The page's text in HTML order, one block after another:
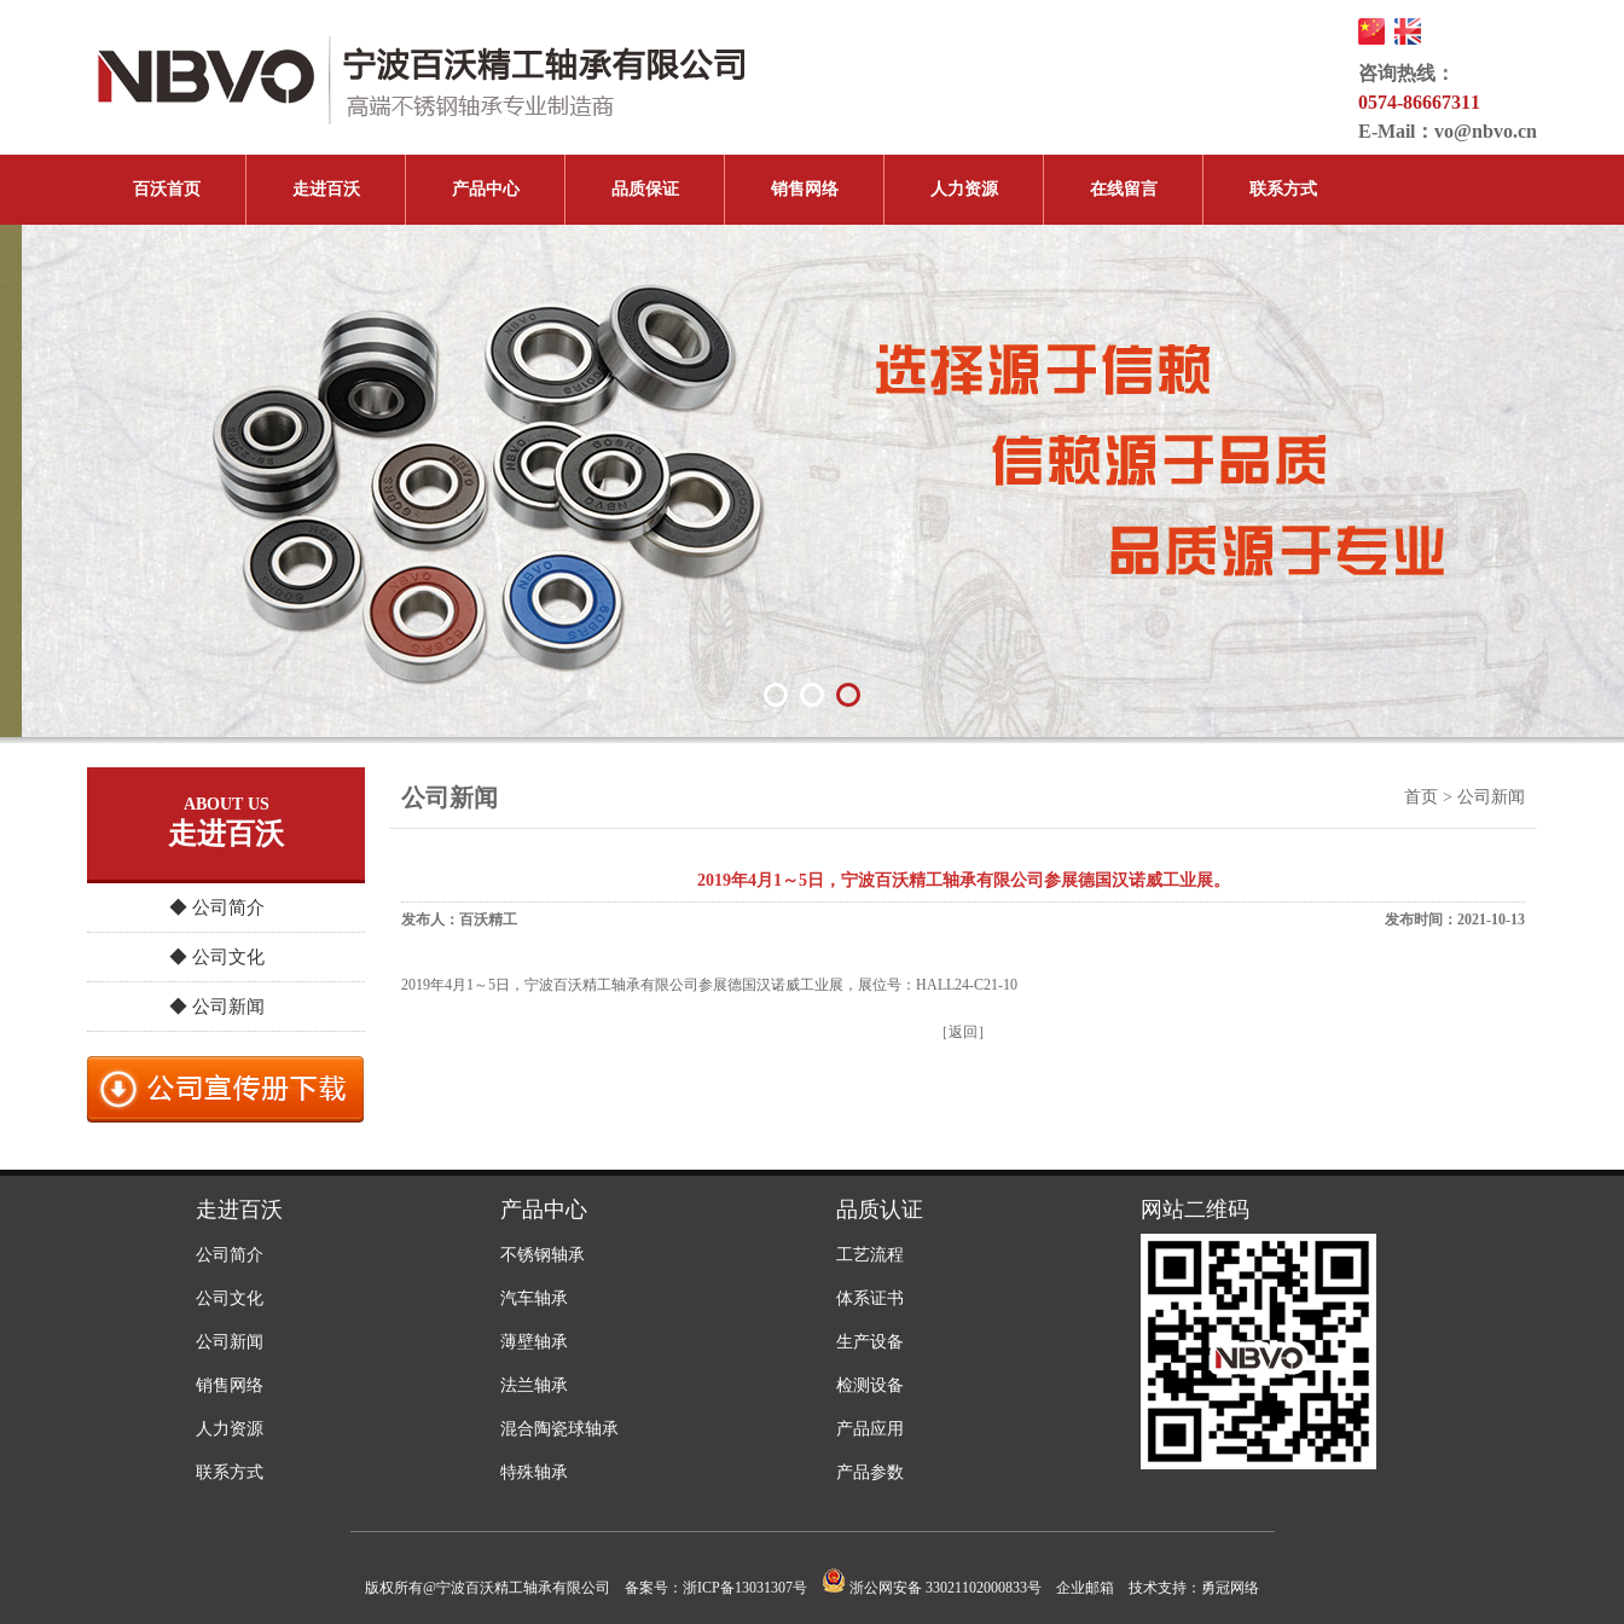
咨询热线：
0574-86667311
E-Mail： vo@nbvo.cn
百沃首页 走进百沃 产品中心 品质保证 销售网络 人力资源 在线留言 联系方式
ABOUT US
走进百沃
◆ 公司简介
◆ 公司文化
◆ 公司新闻
公司新闻 首页 > 公司新闻
2019年4月1～5日，宁波百沃精工轴承有限公司参展德国汉诺威工业展。
发布人：百沃精工 发布时间：2021-10-13
2019年4月1～5日，宁波百沃精工轴承有限公司参展德国汉诺威工业展，展位号：HALL24-C21-10
［返回 ］
走进百沃
公司简介
公司文化
公司新闻
销售网络
人力资源
联系方式
产品中心
不锈钢轴承
汽车轴承
薄壁轴承
法兰轴承
混合陶瓷球轴承
特殊轴承
品质认证
工艺流程
体系证书
生产设备
检测设备
产品应用
产品参数
网站二维码
版权所有@宁波百沃精工轴承有限公司 备案号： 浙ICP备13031307号 浙公网安备 33021102000833号 企业邮箱 技术支持： 勇冠网络